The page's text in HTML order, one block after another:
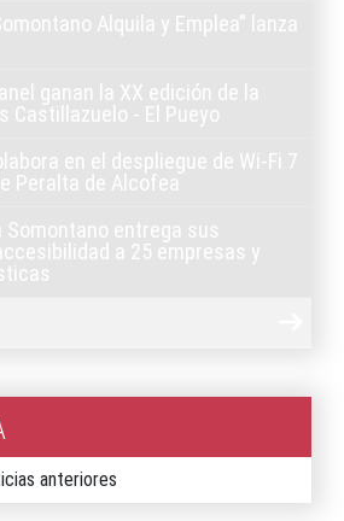
Alquila y Emplea” lanza
ganan la XX edición de la
Castillazuelo - El Pueyo
en el despliegue de Wi-Fi 7
Peralta de Alcofea
Somontano entrega sus
a 25 empresas y
anteriores